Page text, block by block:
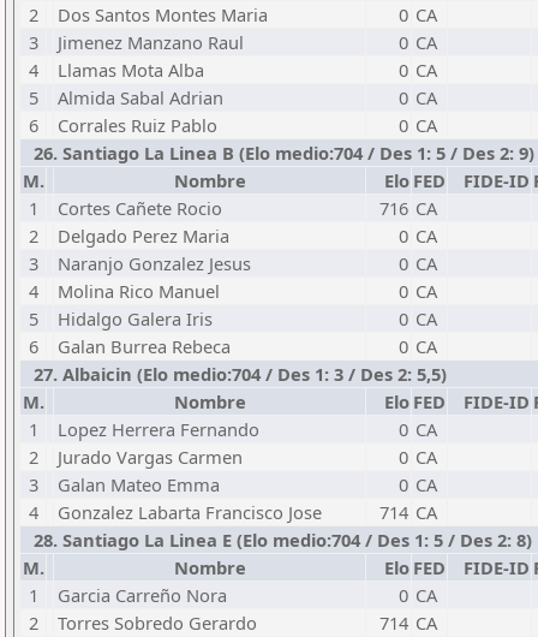
2
Dos Santos Montes Maria 0 CA
3
Jimenez Manzano Raul 0 CA
4
Llamas Mota Alba 0 CA
5
Almida Sabal Adrian 0 CA
6
Corrales Ruiz Pablo 0 CA
26. Santiago La Linea B (Elo medio:704 / Des 1: 5 / Des 2: 9)
M.
Nombre Elo FED FIDE-ID
1
Cortes Cañete Rocio 716 CA
2
Delgado Perez Maria 0 CA
3
Naranjo Gonzalez Jesus 0 CA
4
Molina Rico Manuel 0 CA
5
Hidalgo Galera Iris 0 CA
6
Galan Burrea Rebeca 0 CA
27. Albaicin (Elo medio:704 / Des 1: 3 / Des 2: 5,5)
M.
Nombre Elo FED FIDE-ID
1
Lopez Herrera Fernando 0 CA
2
Jurado Vargas Carmen 0 CA
3
Galan Mateo Emma 0 CA
4
Gonzalez Labarta Francisco Jose 714 CA
28. Santiago La Linea E (Elo medio:704 / Des 1: 5 / Des 2: 8)
M.
Nombre Elo FED FIDE-ID
1
Garcia Carreño Nora 0 CA
2
Torres Sobredo Gerardo 714 CA